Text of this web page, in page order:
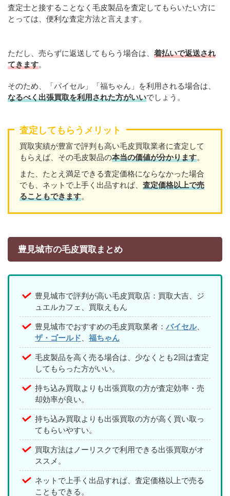
査定士と接することなく毛皮製品を査定してもらいたい方に
とっては、便利な査定方法と言えます。
ただし、売らずに返送してもらう場合は、 着払いで返送され
てきます。
そのため、「バイセル」「福ちゃん」を利用される場合は、
なるべく出張買取を利用された方がいいでしょう。
査定してもらうメリット
買取実績が豊富で評判も高い毛皮買取業者に査定して
もらえば、その毛皮製品の本当の価値が分かります。
また、たとえ満足できる査定価格にならなかった場合
でも、ネットで上手く出品すれば、 査定価格以上で売
ることもできます。
豊見城市の毛皮買取まとめ
豊見城市で評判が高い毛皮買取店：買取大吉、ジ
ュエルカフェ、買取えもん
豊見城市でおすすめの毛皮買取業者： バイセル、
ザ・ゴールド
福ちゃん
毛皮製品を高く売る場合は、少なくとも2回は査定
してもらった方がいい。
持ち込み買取よりも出張買取の方が査定効率・売
却効率が良い。
持ち込み買取よりも出張買取の方が高く買い取っ
てもらいやすい。
買取方法はノーリスクで利用できる出張買取がオ
ススメ。
ネットで上手く出品すれば、査定価格以上で売る
こともできる。